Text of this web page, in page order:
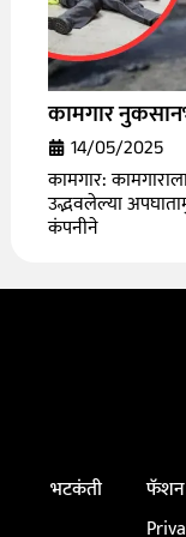
कामगार
14/05/2025
कामगार:
उद्भवलेल्या
कंपनीने
भटकंती फॅशन